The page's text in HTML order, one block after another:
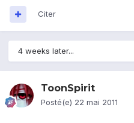
Citer
4 weeks later...
ToonSpirit
Posté(e) 22 mai 2011